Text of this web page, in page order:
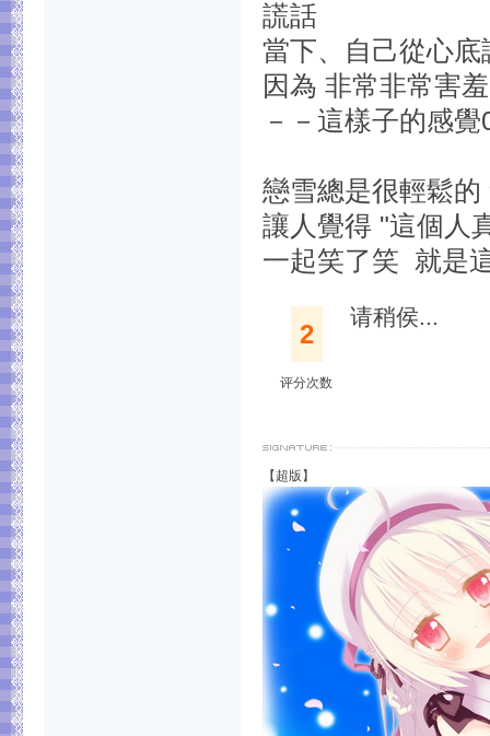
謊話
當下、自己從心
因為 非常非常害
－－這樣子的感覺
戀雪總是很輕鬆
讓人覺得 "這個人
一起笑了笑 就是
2
评分次数
请稍侯...
【超版】